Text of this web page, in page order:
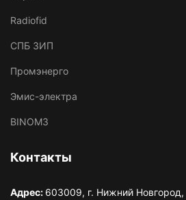
Radiofid
СПБ ЗИП
Промэнерго
Эмис-электра
BINOM3
Контакты
Адрес: 603009, г. Нижний Новгород,